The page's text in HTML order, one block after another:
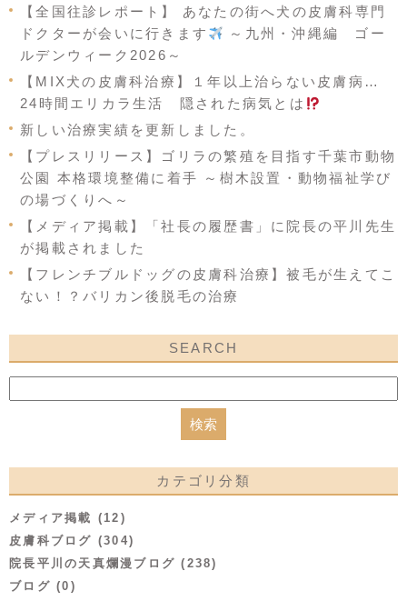
【全国往診レポート】 あなたの街へ犬の皮膚科専門
ドクターが会いに行きます
～九州・沖縄編 ゴー
ルデンウィーク2026～
【MIX犬の皮膚科治療】１年以上治らない皮膚病…
24時間エリカラ生活 隠された病気とは
新しい治療実績を更新しました。
【プレスリリース】ゴリラの繁殖を目指す千葉市動物
公園 本格環境整備に着手 ～樹木設置・動物福祉学び
の場づくりへ～
【メディア掲載】「社長の履歴書」に院長の平川先生
が掲載されました
【フレンチブルドッグの皮膚科治療】被毛が生えてこ
ない！？バリカン後脱毛の治療
SEARCH
カテゴリ分類
メディア掲載 (12)
皮膚科ブログ (304)
院長平川の天真爛漫ブログ (238)
ブログ (0)